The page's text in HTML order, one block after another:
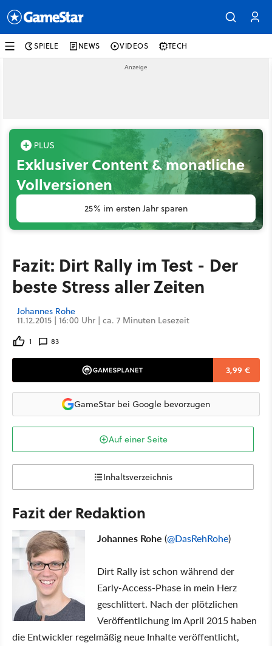
SPIELE NEWS VIDEOS TECH
Exklusiver Content & monatliche
Vollversionen
25% im ersten Jahr sparen
Fazit: Dirt Rally im Test - Der
beste Stress aller Zeiten
Johannes Rohe
11.12.2015 | 16:00 Uhr | ca. 7 Minuten Lesezeit
1 83
3,99 €
GameStar bei Google bevorzugen
Auf einer Seite
Inhaltsverzeichnis
Fazit der Redaktion
Johannes Rohe (@DasRehRohe)
Dirt Rally ist schon während der
Early-Access-Phase in mein Herz
geschlittert. Nach der plötzlichen
Veröffentlichung im April 2015 haben
die Entwickler regelmäßig neue Inhalte veröffentlicht,